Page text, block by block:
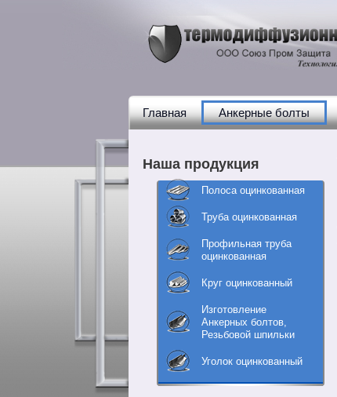
Главная Анкерные болты
Наша продукция
Полоса оцинкованная
Труба оцинкованная
Профильная труба
оцинкованная
Круг оцинкованный
Изготовление
Анкерных болтов,
Резьбовой шпильки
Уголок оцинкованный